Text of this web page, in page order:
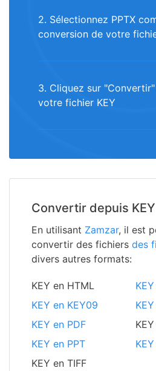
2. Sélectionnez PPTX
conversion de votre
3. Cliquez sur
votre fichier KEY
Convertir depuis KEY
En utilisant Zamzar, il est
convertir des fichiers des
divers autres formats:
KEY en HTML
KEY en KEY09
KEY en PDF
KEY en PPT
KEY en TIFF